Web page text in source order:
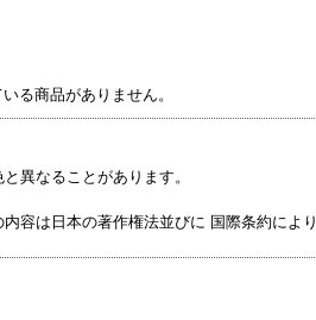
る商品がありません。
異なることがあります。
容は日本の著作権法並びに 国際条約によ